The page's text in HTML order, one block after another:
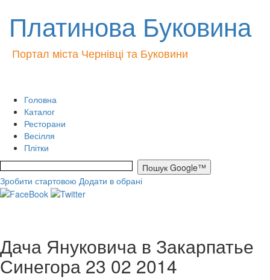
Платинова Буковина
Портал міста Чернівці та Буковини
Головна
Каталог
Ресторани
Весілля
Плітки
Зробити стартовою Додати в обрані
Дача Януковича в Закарпатье
Синегора 23 02 2014